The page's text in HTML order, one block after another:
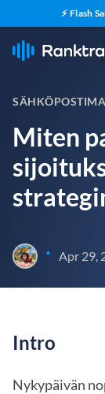
⚡ Flash
Miten
• Apr 29,
Intro
Nykypäivän